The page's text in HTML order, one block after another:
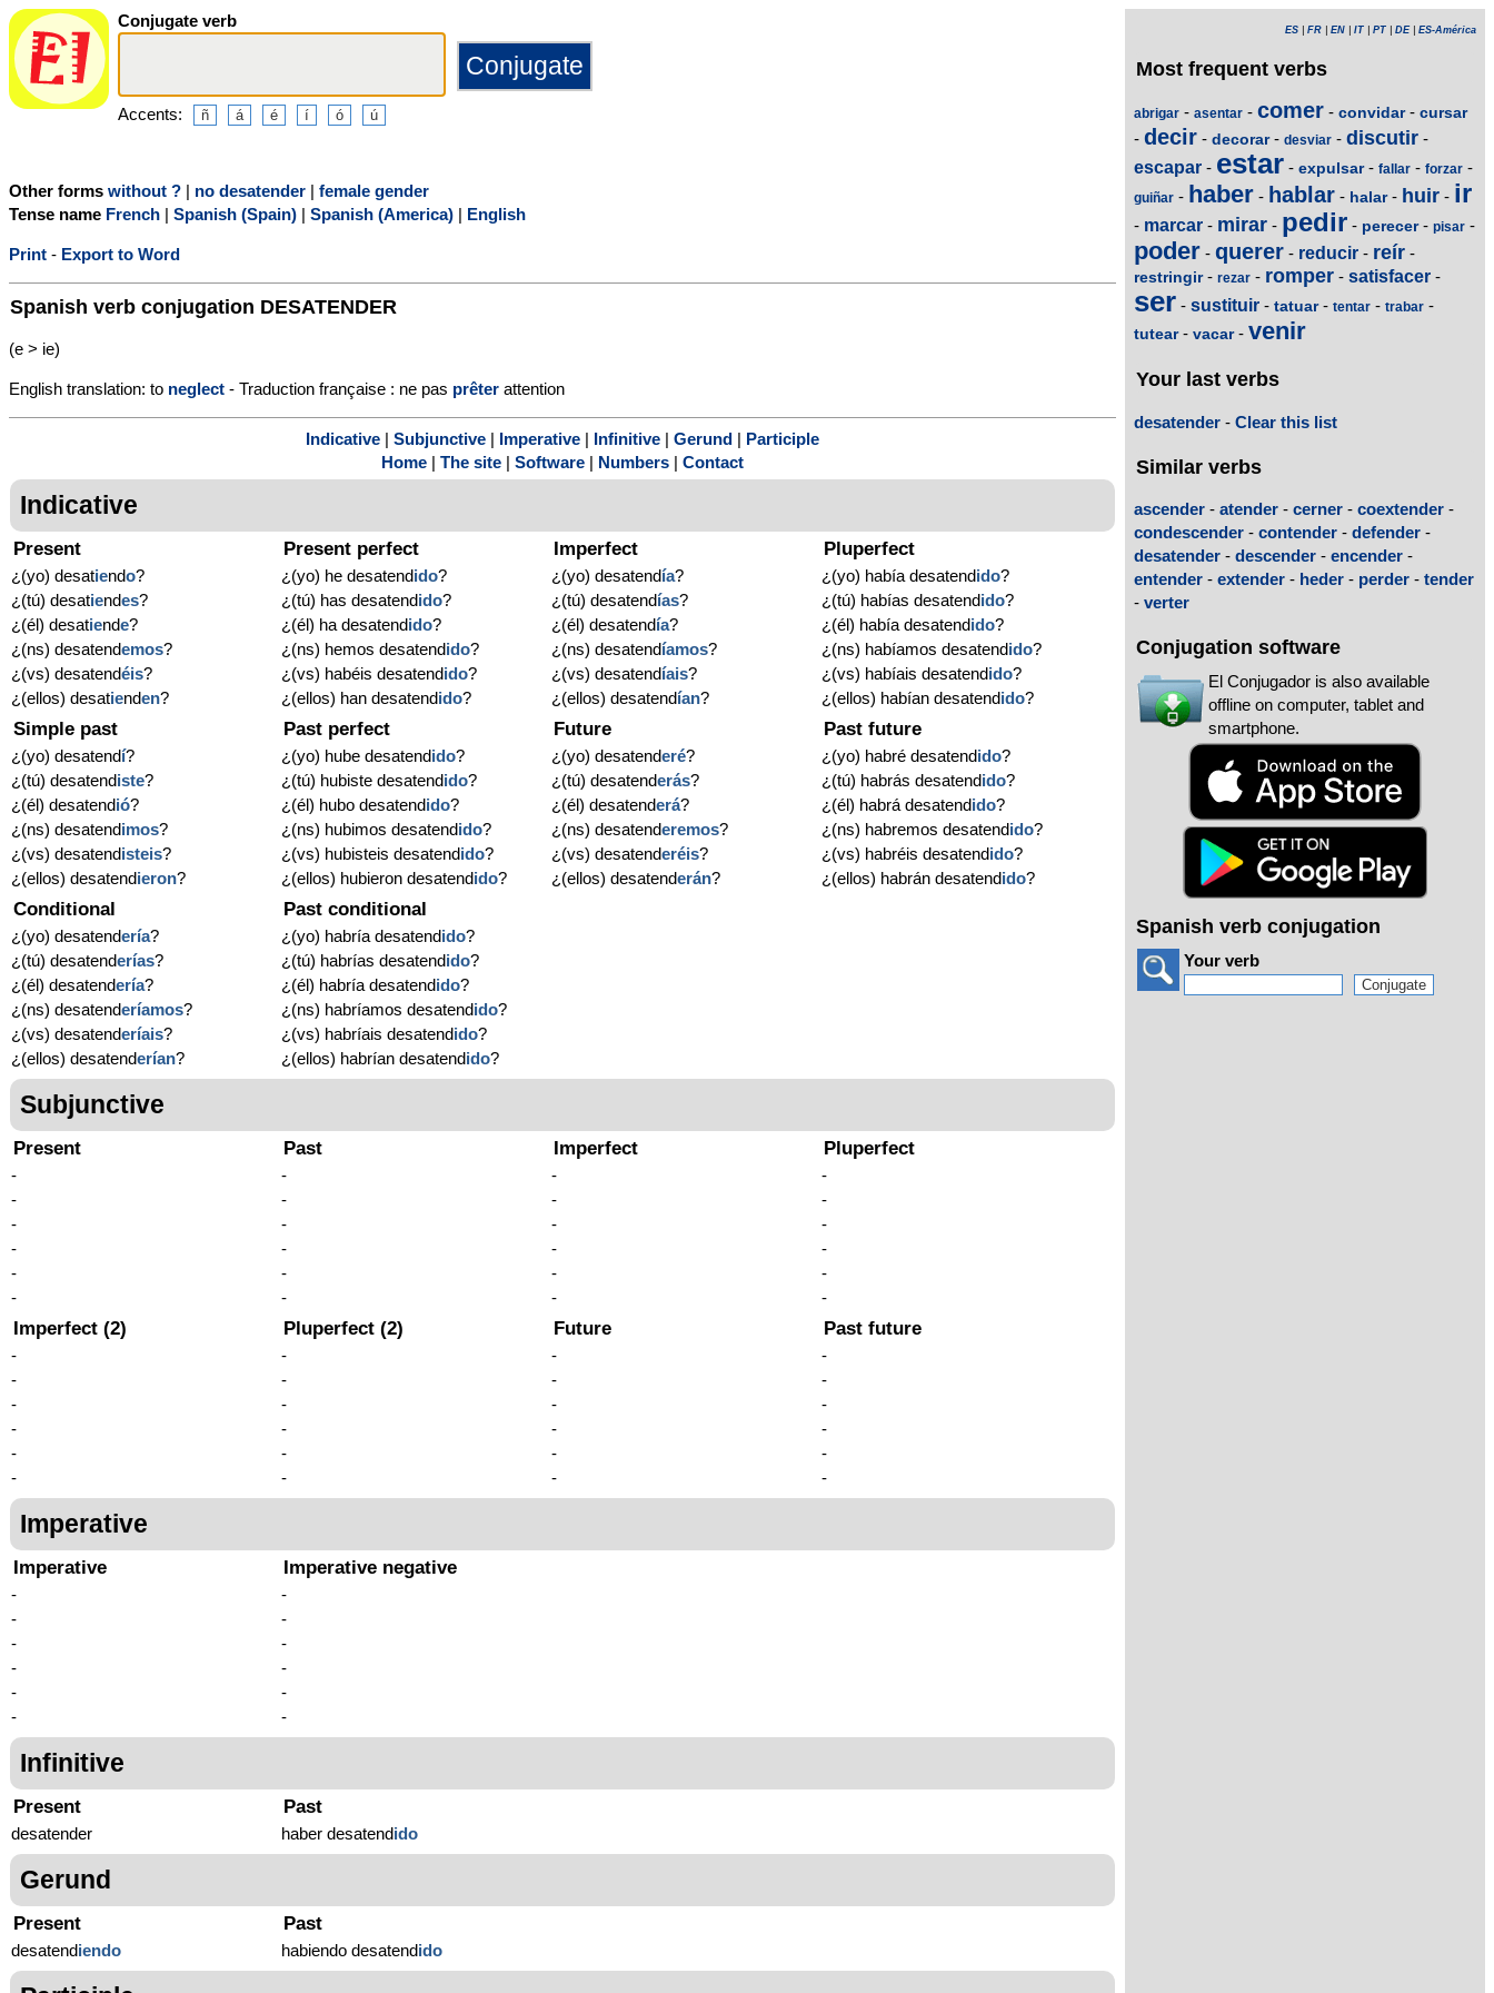
Conjugate verb
Accents:
Other forms without ? | no desatender | female gender
Tense name French | Spanish (Spain) | Spanish (America) | English
Print - Export to Word
Spanish verb conjugation DESATENDER
(e > ie)
English translation: to neglect - Traduction française : ne pas prêter attention
Indicative | Subjunctive | Imperative | Infinitive | Gerund | Participle
Home | The site | Software | Numbers | Contact
Indicative
Present
¿(yo) desatiendo?
¿(tú) desatiendes?
¿(él) desatiende?
¿(ns) desatendemos?
¿(vs) desatendéis?
¿(ellos) desatienden?
Present perfect
¿(yo) he desatendido?
¿(tú) has desatendido?
¿(él) ha desatendido?
¿(ns) hemos desatendido?
¿(vs) habéis desatendido?
¿(ellos) han desatendido?
Imperfect
¿(yo) desatendía?
¿(tú) desatendías?
¿(él) desatendía?
¿(ns) desatendíamos?
¿(vs) desatendíais?
¿(ellos) desatendían?
Pluperfect
¿(yo) había desatendido?
¿(tú) habías desatendido?
¿(él) había desatendido?
¿(ns) habíamos desatendido?
¿(vs) habíais desatendido?
¿(ellos) habían desatendido?
Simple past
¿(yo) desatendí?
¿(tú) desatendiste?
¿(él) desatendió?
¿(ns) desatendimos?
¿(vs) desatendisteis?
¿(ellos) desatendieron?
Past perfect
¿(yo) hube desatendido?
¿(tú) hubiste desatendido?
¿(él) hubo desatendido?
¿(ns) hubimos desatendido?
¿(vs) hubisteis desatendido?
¿(ellos) hubieron desatendido?
Future
¿(yo) desatenderé?
¿(tú) desatenderás?
¿(él) desatenderá?
¿(ns) desatenderemos?
¿(vs) desatenderéis?
¿(ellos) desatenderán?
Past future
¿(yo) habré desatendido?
¿(tú) habrás desatendido?
¿(él) habrá desatendido?
¿(ns) habremos desatendido?
¿(vs) habréis desatendido?
¿(ellos) habrán desatendido?
Conditional
¿(yo) desatendería?
¿(tú) desatenderías?
¿(él) desatendería?
¿(ns) desatenderíamos?
¿(vs) desatenderíais?
¿(ellos) desatenderían?
Past conditional
¿(yo) habría desatendido?
¿(tú) habrías desatendido?
¿(él) habría desatendido?
¿(ns) habríamos desatendido?
¿(vs) habríais desatendido?
¿(ellos) habrían desatendido?
Subjunctive
Present
-
-
-
-
-
-
Past
-
-
-
-
-
-
Imperfect
-
-
-
-
-
-
Pluperfect
-
-
-
-
-
-
Imperfect (2)
-
-
-
-
-
-
Pluperfect (2)
-
-
-
-
-
-
Future
-
-
-
-
-
-
Past future
-
-
-
-
-
-
Imperative
Imperative
-
-
-
-
-
-
Imperative negative
-
-
-
-
-
-
Infinitive
Present
desatender
Past
haber desatendido
Gerund
Present
desatendiendo
Past
habiendo desatendido
ES FR EN IT PT DE| ES-América
Most frequent verbs
abrigar - asentar - comer - convidar- cursar
- decir - decorar- desviar - discutir -
escapar - estar - expulsar- fallar - forzar -
guiñar - haber - hablar - halar- huir - ir
- marcar - mirar - pedir - perecer- pisar -
poder - querer - reducir - reír -
restringir- rezar - romper - satisfacer -
ser - sustituir - tatuar- tentar - trabar -
tutear- vacar- venir
Your last verbs
desatender - Clear this list
Similar verbs
ascender - atender - cerner - coextender -
condescender - contender - defender -
desatender - descender - encender -
entender - extender - heder - perder - tender
- verter
Conjugation software
El Conjugador is also available
offline on computer, tablet and
smartphone.
Spanish verb conjugation
Your verb